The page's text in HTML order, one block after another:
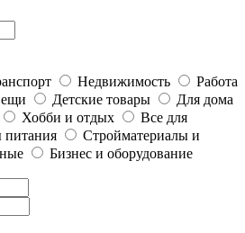
Недвижимость
Работа
Детские товары
Для дома
Хобби и отдых
Все для
Стройматериалы и
Бизнес и оборудование